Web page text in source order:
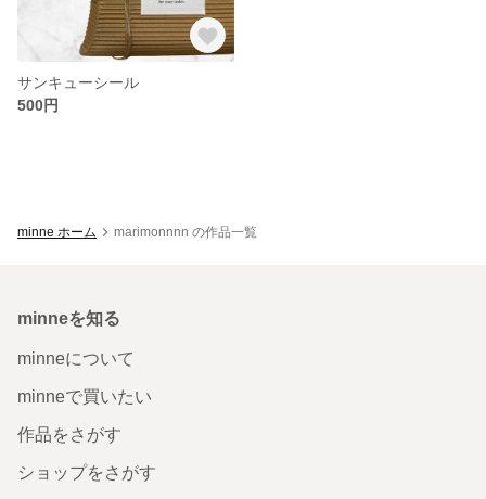
サンキューシール
500円
minne ホーム marimonnnn の作品一覧
minneを知る
minneについて
minneで買いたい
作品をさがす
ショップをさがす